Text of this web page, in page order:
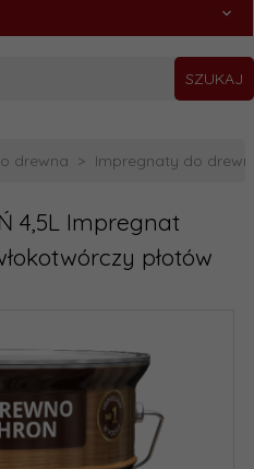
SZUKAJ
drewna Impregnaty do
4,5L Impregnat
płotów